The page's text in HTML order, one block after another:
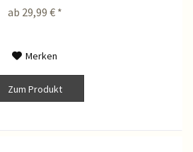
ab 29,99 € *
Merken
Zum Produkt